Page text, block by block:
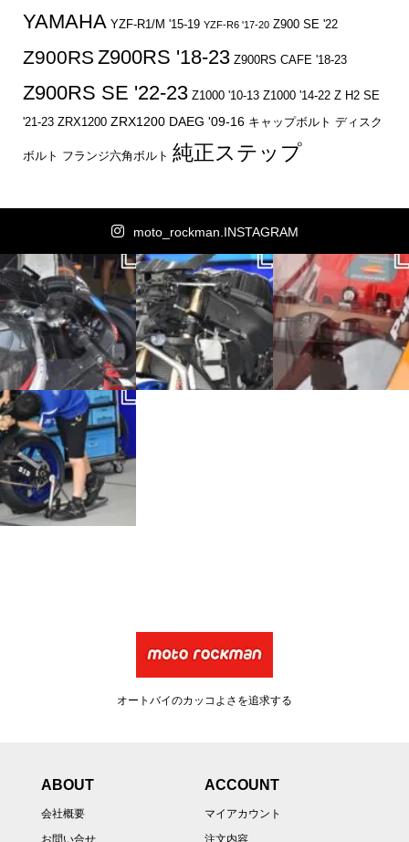
YAMAHA YZF-R1/M '15-19 YZF-R6 '17-20 Z900 SE '22
Z900RS Z900RS '18-23 Z900RS CAFE '18-23
Z900RS SE '22-23 Z1000 '10-13 Z1000 '14-22 Z H2 SE
'21-23 ZRX1200 ZRX1200 DAEG '09-16 キャップボルト ディスク
ボルト フランジ六角ボルト 純正ステップ
moto_rockman.INSTAGRAM
オートバイのカッコよさを追求する
ABOUT
会社概要
お問い合せ
ACCOUNT
マイアカウント
注文内容